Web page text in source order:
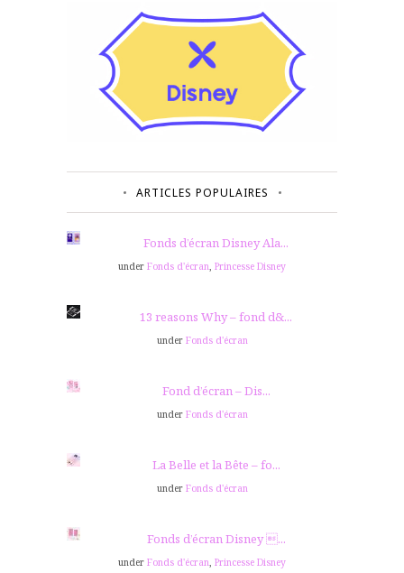
ARTICLES POPULAIRES
Fonds d’écran Disney Ala...
under Fonds d'écran, Princesse Disney
13 reasons Why – fond d&...
under Fonds d'écran
Fond d’écran – Dis...
under Fonds d'écran
La Belle et la Bête – fo...
under Fonds d'écran
Fonds d’écran Disney ...
under Fonds d'écran, Princesse Disney